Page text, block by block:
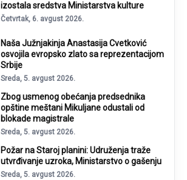
izostala sredstva Ministarstva kulture
Četvrtak, 6. avgust 2026.
Naša Južnjakinja Anastasija Cvetković
osvojila evropsko zlato sa reprezentacijom
Srbije
Sreda, 5. avgust 2026.
Zbog usmenog obećanja predsednika
opštine meštani Mikuljane odustali od
blokade magistrale
Sreda, 5. avgust 2026.
Požar na Staroj planini: Udruženja traže
utvrđivanje uzroka, Ministarstvo o gašenju
Sreda, 5. avgust 2026.